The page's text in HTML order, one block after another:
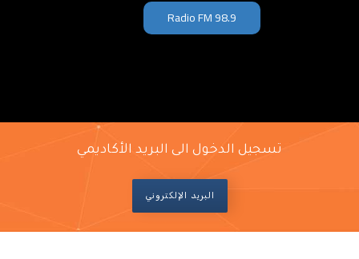
Radio FM 98.9
تسجيل الدخول الى البريد الأكاديمي
البريد الإلكتروني